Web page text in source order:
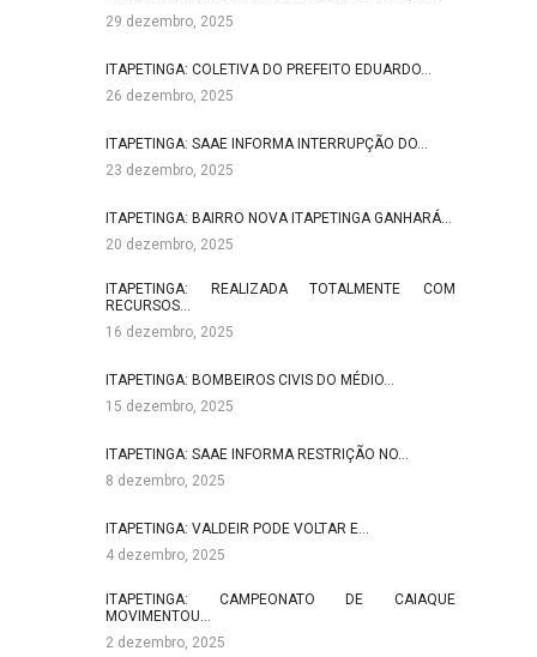
29 dezembro, 2025
ITAPETINGA: COLETIVA DO PREFEITO EDUARDO…
26 dezembro, 2025
ITAPETINGA: SAAE INFORMA INTERRUPÇÃO DO…
23 dezembro, 2025
ITAPETINGA: BAIRRO NOVA ITAPETINGA GANHARÁ…
20 dezembro, 2025
ITAPETINGA: REALIZADA TOTALMENTE COM
RECURSOS…
16 dezembro, 2025
ITAPETINGA: BOMBEIROS CIVIS DO MÉDIO…
15 dezembro, 2025
ITAPETINGA: SAAE INFORMA RESTRIÇÃO NO…
8 dezembro, 2025
ITAPETINGA: VALDEIR PODE VOLTAR E…
4 dezembro, 2025
ITAPETINGA: CAMPEONATO DE CAIAQUE
MOVIMENTOU…
2 dezembro, 2025